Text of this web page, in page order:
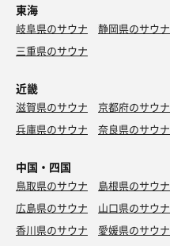
東海
岐阜県のサウナ 静岡県のサウナ
三重県のサウナ
近畿
滋賀県のサウナ 京都府のサウナ
兵庫県のサウナ
奈良県のサウナ
中国・四国
鳥取県のサウナ 島根県のサウナ
広島県のサウナ
山口県のサウナ
香川県のサウナ
愛媛県のサウナ